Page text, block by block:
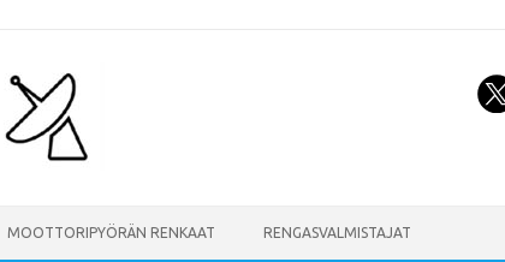
MOOTTORIPYÖRÄN RENKAAT RENGASVALMISTAJAT